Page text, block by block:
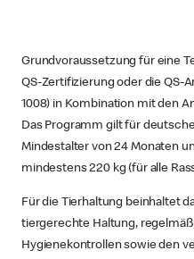
Grundvoraussetzung für eine
QS-Zertifizierung oder die QS-
1008) in Kombination mit den
Das Programm gilt für
Mindestalter von 24 Monaten
mindestens 220 kg (für alle
Für die Tierhaltung beinhaltet
tiergerechte Haltung,
Hygienekontrollen sowie den